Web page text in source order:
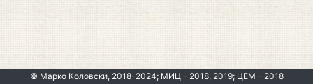
© Марко Коловски, 2018-2024; МИЦ - 2018, 2019; ЦЕМ - 2018